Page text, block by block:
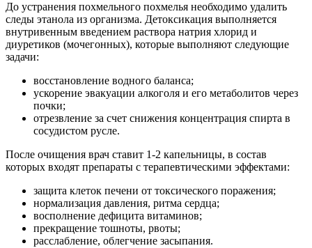
До устранения похмельного похмелья необходимо удалить
следы этанола из организма. Детоксикация выполняется
внутривенным введением раствора натрия хлорид и
диуретиков (мочегонных), которые выполняют следующие
задачи:
восстановление водного баланса;
ускорение эвакуации алкоголя и его метаболитов через
почки;
отрезвление за счет снижения концентрация спирта в
сосудистом русле.
После очищения врач ставит 1-2 капельницы, в состав
которых входят препараты с терапевтическими эффектами:
защита клеток печени от токсического поражения;
нормализация давления, ритма сердца;
восполнение дефицита витаминов;
прекращение тошноты, рвоты;
расслабление, облегчение засыпания.